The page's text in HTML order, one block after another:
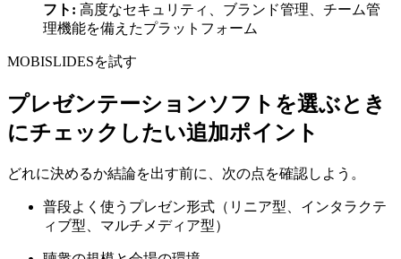
フト: 高度なセキュリティ、ブランド管理、チーム管
理機能を備えたプラットフォーム
MOBISLIDESを試す
プレゼンテーションソフトを選ぶとき
にチェックしたい追加ポイント
どれに決めるか結論を出す前に、次の点を確認しよう。
普段よく使うプレゼン形式（リニア型、インタラクテ
ィブ型、マルチメディア型）